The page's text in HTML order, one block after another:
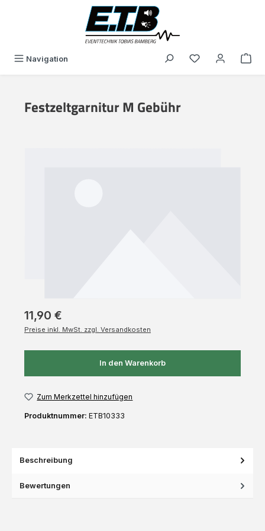
Navigation Du hast 0
Festzeltgarnitur M Gebühr
11,90 €
Preise inkl. MwSt. zzgl. Versandkosten
In den Warenkorb
Zum Merkzettel hinzufügen
Produktnummer: ETB10333
Beschreibung
Bewertungen